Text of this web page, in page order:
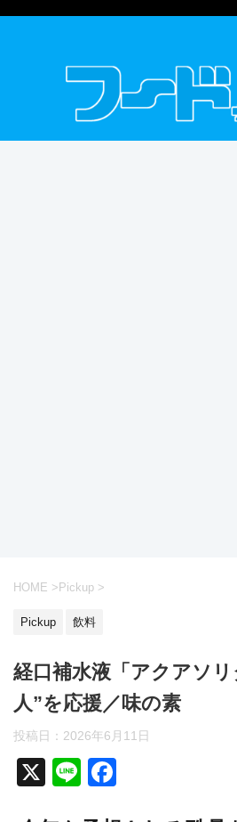
HOME >Pickup >
Pickup 飲料
経口補水液「アクアソ
人”を応援／味の素
投稿日： 2026年6月11日
X
Li